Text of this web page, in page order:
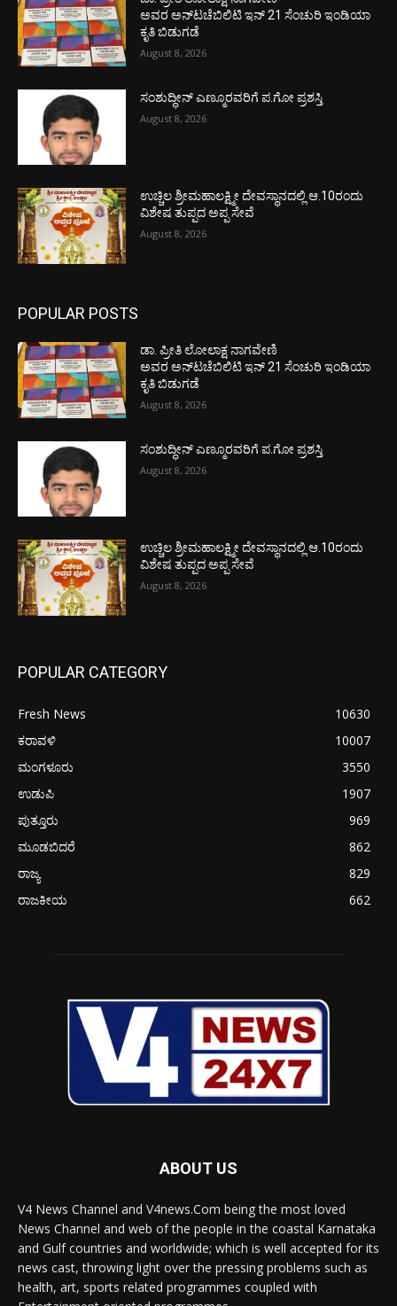
ಅವರ ಅನ್‌ಟಚೆಬಿಲಿಟಿ ಇನ್ 21 ಸೆಂಚುರಿ ಇಂಡಿಯಾ
ಕೃತಿ ಬಿಡುಗಡೆ
August 8, 2026
ಸಂಶುದ್ಧೀನ್ ಎಣ್ಮೂರವರಿಗೆ ಪ.ಗೋ ಪ್ರಶಸ್ತಿ
August 8, 2026
ಉಚ್ಚಿಲ ಶ್ರೀಮಹಾಲಕ್ಷ್ಮೀ ದೇವಸ್ಥಾನದಲ್ಲಿ ಆ.10ರಂದು
ವಿಶೇಷ ತುಪ್ಪದ ಅಪ್ಪ ಸೇವೆ
August 8, 2026
POPULAR POSTS
ಡಾ. ಪ್ರೀತಿ ಲೋಲಾಕ್ಷ ನಾಗವೇಣಿ
ಅವರ ಅನ್‌ಟಚೆಬಿಲಿಟಿ ಇನ್ 21 ಸೆಂಚುರಿ ಇಂಡಿಯಾ
ಕೃತಿ ಬಿಡುಗಡೆ
August 8, 2026
ಸಂಶುದ್ಧೀನ್ ಎಣ್ಮೂರವರಿಗೆ ಪ.ಗೋ ಪ್ರಶಸ್ತಿ
August 8, 2026
ಉಚ್ಚಿಲ ಶ್ರೀಮಹಾಲಕ್ಷ್ಮೀ ದೇವಸ್ಥಾನದಲ್ಲಿ ಆ.10ರಂದು
ವಿಶೇಷ ತುಪ್ಪದ ಅಪ್ಪ ಸೇವೆ
August 8, 2026
POPULAR CATEGORY
Fresh News
10630
ಕರಾವಳಿ
10007
ಮಂಗಳೂರು
3550
ಉಡುಪಿ
1907
ಪುತ್ತೂರು
969
ಮೂಡಬಿದರೆ
862
ರಾಜ್ಯ
829
ರಾಜಕೀಯ
662
ABOUT US
V4 News Channel and V4news.Com being the most loved
News Channel and web of the people in the coastal Karnataka
and Gulf countries and worldwide; which is well accepted for its
news cast, throwing light over the pressing problems such as
health, art, sports related programmes coupled with